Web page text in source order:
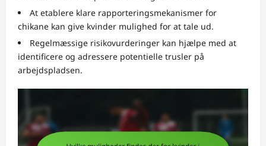
At etablere klare rapporteringsmekanismer for
chikane kan give kvinder mulighed for at tale ud.
Regelmæssige risikovurderinger kan hjælpe med at
identificere og adressere potentielle trusler på
arbejdspladsen.